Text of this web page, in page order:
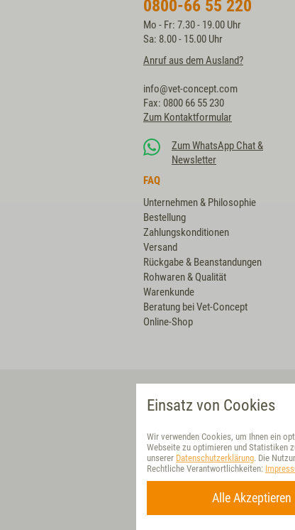
Einsatz von Cookies
Wir verwenden Cookies, um Ihnen ein
Webseite zu optimieren und Statistiken
unserer Datenschutzerklärung. Die
Rechtliche Verantwortlichkeiten:
Alle Akzeptieren
0800-66 55 220
Mo - Fr: 7.30 - 19.00 Uhr
Sa: 8.00 - 15.00 Uhr
Anruf aus dem Ausland?
info@vet-concept.com
Fax: 0800 66 55 230
Zum Kontaktformular
Zum WhatsApp Chat &
Newsletter
FAQ
Unternehmen & Philosophie
Bestellung
Zahlungskonditionen
Versand
Rückgabe & Beanstandungen
Rohwaren & Qualität
Warenkunde
Beratung bei Vet-Concept
Online-Shop
Partner-Shop
Netherlands
Österreich
Schweiz
Letzte Aktualisierung am 06.08.2026
Shoplösung